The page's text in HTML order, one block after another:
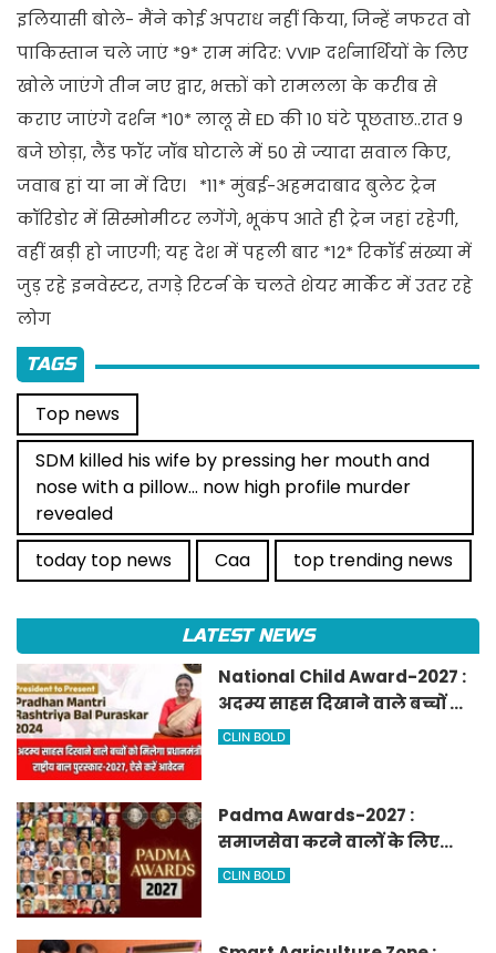
इलियासी बोले- मैंने कोई अपराध नहीं किया, जिन्हें नफरत वो
पाकिस्तान चले जाएं *9* राम मंदिर: VVIP दर्शनार्थियों के लिए
खोले जाएंगे तीन नए द्वार, भक्तों को रामलला के करीब से
कराए जाएंगे दर्शन *10* लालू से ED की 10 घंटे पूछताछ..रात 9
बजे छोड़ा, लैंड फॉर जॉब घोटाले में 50 से ज्यादा सवाल किए,
जवाब हां या ना में दिए। *11* मुंबई-अहमदाबाद बुलेट ट्रेन
कॉरिडोर में सिस्मोमीटर लगेंगे, भूकंप आते ही ट्रेन जहां रहेगी,
वहीं खड़ी हो जाएगी; यह देश में पहली बार *12* रिकॉर्ड संख्या में
जुड़ रहे इनवेस्टर, तगड़े रिटर्न के चलते शेयर मार्केट में उतर रहे
लोग
TAGS
Top news
SDM killed his wife by pressing her mouth and
nose with a pillow... now high profile murder
revealed
today top news
Caa top trending news
LATEST NEWS
National Child Award-2027 :
अदम्य साहस दिखाने वाले बच्चों को
मिलेगा प्रधानमंत्री राष्ट्रीय बाल
CLIN BOLD
Padma Awards-2027 :
समाजसेवा करने वालों के लिए
सुनेहरा मौका, गृह मंत्रालय ने
CLIN BOLD